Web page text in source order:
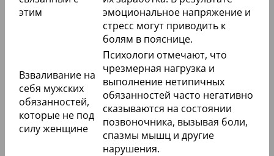
этим
эмоциональное напряжение и
стресс могут приводить к
болям в пояснице.
Взваливание на
себя мужских
обязанностей,
которые не под
силу женщине
Психологи отмечают, что
чрезмерная нагрузка и
выполнение нетипичных
обязанностей часто негативно
сказываются на состоянии
позвоночника, вызывая боли,
спазмы мышц и другие
нарушения.